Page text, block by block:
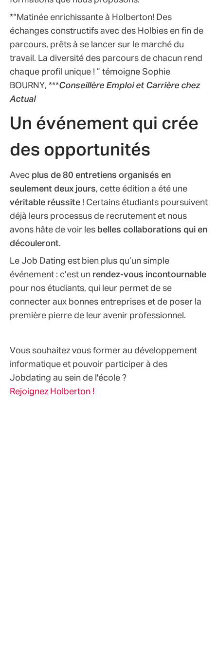
*“Matinée enrichissante à Holberton! Des
échanges constructifs avec des Holbies en fin de
parcours, prêts à se lancer sur le marché du
travail. La diversité des parcours de chacun rend
chaque profil unique ! ” témoigne Sophie
BOURNY, ***Conseillère Emploi et Carrière chez
Actual
Un événement qui crée
des opportunités
Avec plus de 80 entretiens organisés en
seulement deux jours, cette édition a été une
véritable réussite ! Certains étudiants poursuivent
déjà leurs processus de recrutement et nous
avons hâte de voir les belles collaborations qui en
découleront.
Le Job Dating est bien plus qu’un simple
événement : c’est un rendez-vous incontournable
pour nos étudiants, qui leur permet de se
connecter aux bonnes entreprises et de poser la
première pierre de leur avenir professionnel.
Vous souhaitez vous former au développement
informatique et pouvoir participer à des
Jobdating au sein de l'école ?
Rejoignez Holberton !